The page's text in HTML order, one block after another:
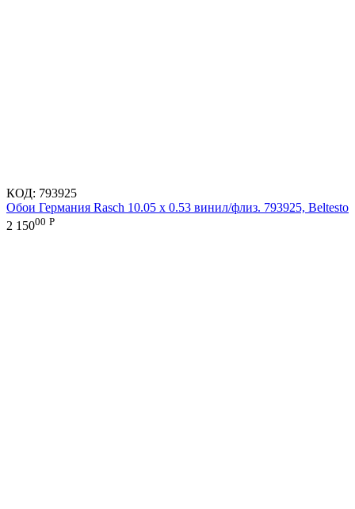
КОД: 793925
Обои Германия Rasch 10.05 х 0.53 винил/флиз. 793925, Beltesto
2 15000 Р